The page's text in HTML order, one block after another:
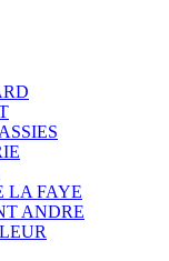
LA FAYE
ANDRE